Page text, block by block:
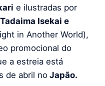
e ilustradas por
Isekai e
in Another World),
promocional do
a estreia está
de abril no Japão.